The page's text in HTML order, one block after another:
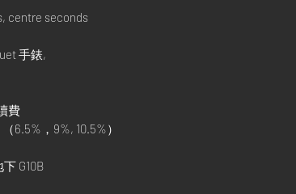
centre seconds
手錶,
費
6.5%，9%, 10.5%）
G10B